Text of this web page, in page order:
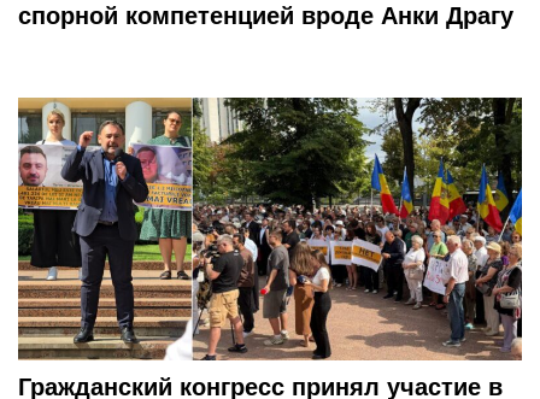
спорной компетенцией вроде Анки Драгу
Гражданский конгресс принял участие в